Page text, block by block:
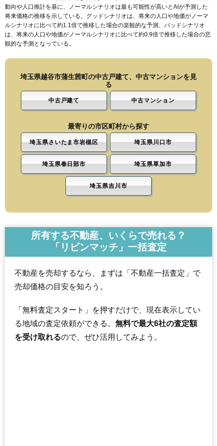
動向や人口推計を基に、ノーマルシナリオは最も可能性が高いとAIが予測した
将来価格の推移を示している。グッドシナリオは、将来の人口や地価がノーマ
ルシナリオに比べて約1.1倍で推移した場合の楽観的な予測、バッドシナリオ
は、将来の人口や地価がノーマルシナリオに比べて約0.9倍で推移した場合の悲
観的な予測となっている。
埼玉県越谷市蒲生茜町の中古戸建て、中古マンションを見
る
中古戸建て 中古マンション
最寄りの市区町村から探す
埼玉県さいたま市岩槻区 埼玉県川口市
埼玉県春日部市 埼玉県草加市
埼玉県吉川市
所有する不動産、いくらで売れる？
「リビンマッチ」一括査定
不動産を売却するなら、まずは「不動産一括査定」で
売却価格の目安を知ろう。
「無料査定スタート」を押すだけで、現在表示してい
る地域の査定依頼ができる。 無料で最大6社の査定額
を受け取れるので、ぜひ活用してみよう。